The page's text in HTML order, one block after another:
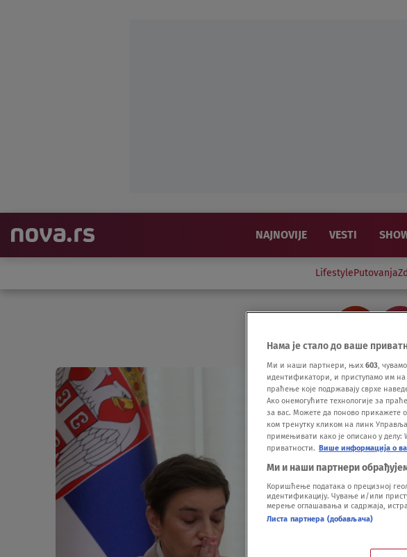
NAJNOVIJE VESTI
LifestylePutovanja
Нама је стало до ваше
Ми и наши партнери, њих 603,
идентификатори, и приступамо им на
праћење које подржавају сврхе
Ако онемогућите технологије за
за вас. Можете да поново прикажете
ком тренутку кликом на линк
примењивати како је описано у делу:
приватности. Више информација о
Ми и наши партнери
Коришћење података о прецизној
идентификацију. Чување и/или
мерење оглашавања и садржаја,
Листа партнера (добављача)